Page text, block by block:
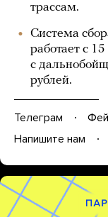
трассам.
Система
работает с
с
рублей.
Телеграм
Напишите нам